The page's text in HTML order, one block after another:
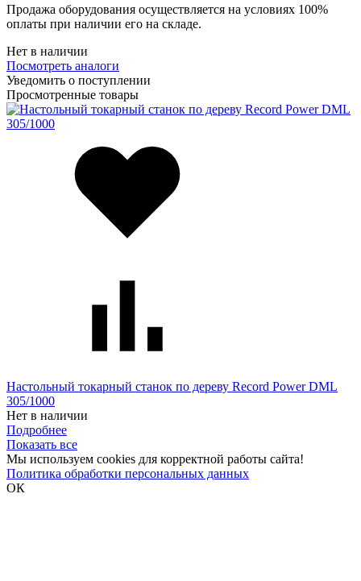
Продажа оборудования осуществляется на условиях 100%
оплаты при наличии его на складе.
Нет в наличии
Посмотреть аналоги
Уведомить о поступлении
Просмотренные товары
Настольный токарный станок по дереву Record Power DML
305/1000
Нет в наличии
Подробнее
Показать все
Мы используем cookies для корректной работы сайта!
Политика обработки персональных данных
ОК